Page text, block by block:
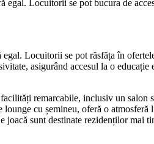
Locuitorii se pot bucura de
Locuitorii se pot răsfăța în
asigurând accesul la o
remarcabile, inclusiv un salon
cu șemineu, oferă o
sunt destinate rezidenților mai